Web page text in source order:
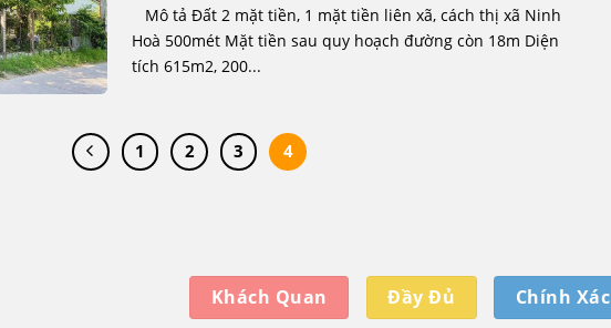
Mô tả Đất 2 mặt tiền, 1 mặt tiền liên xã, cách thị xã Ninh
Hoà 500mét Mặt tiền sau quy hoạch đường còn 18m Diện
tích 615m2, 200...
1 2 3 4
Khách Quan Đầy Đủ Chính Xác